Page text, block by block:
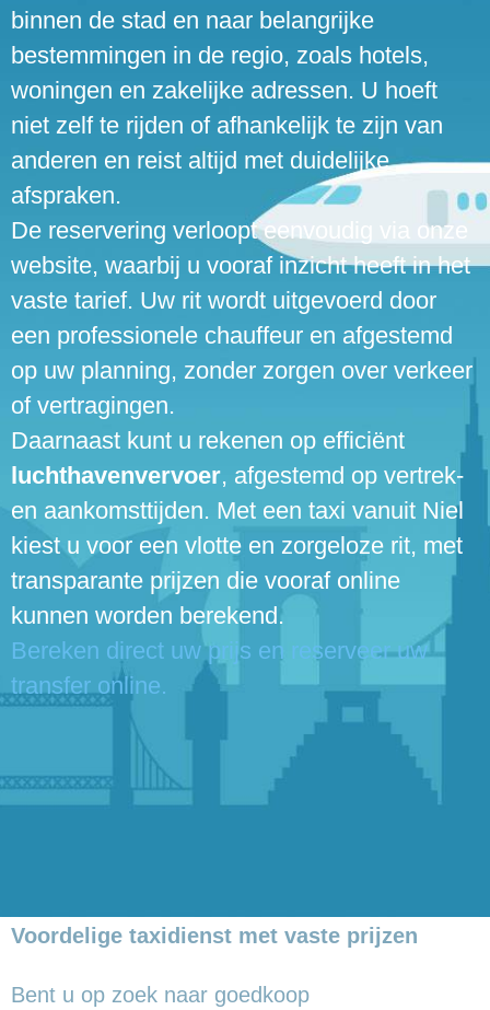
binnen de stad en naar belangrijke
bestemmingen in de regio, zoals hotels,
woningen en zakelijke adressen. U hoeft
niet zelf te rijden of afhankelijk te zijn van
anderen en reist altijd met duidelijke
afspraken.
De reservering verloopt eenvoudig via onze
website, waarbij u vooraf inzicht heeft in het
vaste tarief. Uw rit wordt uitgevoerd door
een professionele chauffeur en afgestemd
op uw planning, zonder zorgen over verkeer
of vertragingen.
Daarnaast kunt u rekenen op efficiënt
luchthavenvervoer, afgestemd op vertrek-
en aankomsttijden. Met een taxi vanuit Niel
kiest u voor een vlotte en zorgeloze rit, met
transparante prijzen die vooraf online
kunnen worden berekend.
Bereken direct uw prijs en reserveer uw
transfer online.
Voordelige taxidienst met vaste prijzen
Bent u op zoek naar goedkoop